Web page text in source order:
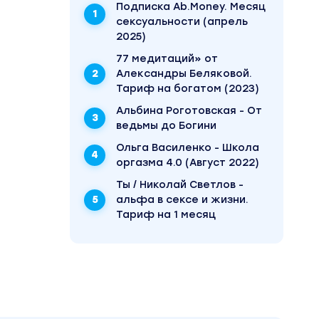
Подписка Ab.Money. Месяц
сексуальности (апрель
2025)
77 медитаций» от
Aлeкcaндpы Бeлякoвoй.
Тариф на богатом (2023)
Альбина Роготовская - От
ведьмы до Богини
Ольга Василенко - Школа
оргазма 4.0 (Август 2022)
Ты / Николай Светлов -
альфа в сексе и жизни.
Тариф на 1 месяц